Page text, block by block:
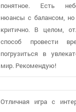
понятное. Есть
нюансы с балансом,
критично. В целом,
способ провести
погрузиться в
мир. Рекомендую!
Отличная игра с